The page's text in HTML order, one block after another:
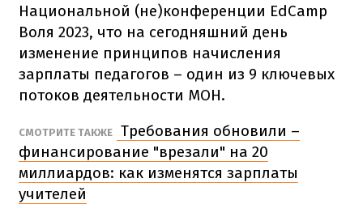
Национальной (не)конференции EdCamp
Воля 2023, что на сегодняшний день
изменение принципов начисления
зарплаты педагогов – один из 9 ключевых
потоков деятельности МОН.
СМОТРИТЕ ТАКЖЕ
Требования обновили –
финансирование "врезали" на 20
миллиардов: как изменятся зарплаты
учителей